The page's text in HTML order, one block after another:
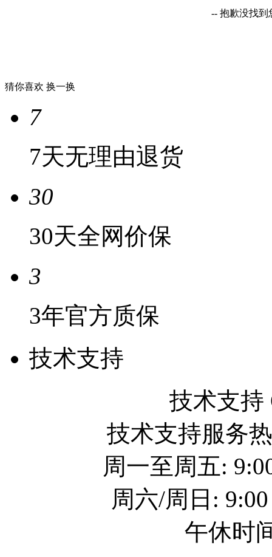
-- 抱歉没找到
猜你喜欢 换一换
7
7天无理由退货
30
30天全网价保
3
3年官方质保
技术支持
技术支持
技术支持服务
周一至周五:
周六/周日:
午休时